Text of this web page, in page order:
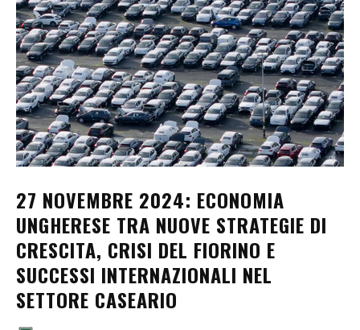
27 NOVEMBRE 2024: ECONOMIA
UNGHERESE TRA NUOVE STRATEGIE DI
CRESCITA, CRISI DEL FIORINO E
SUCCESSI INTERNAZIONALI NEL
SETTORE CASEARIO